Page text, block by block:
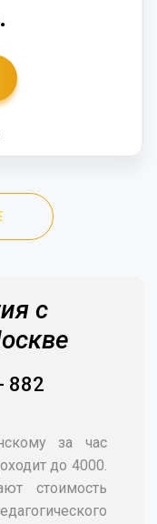
с
882
за час
до 4000.
стоимость